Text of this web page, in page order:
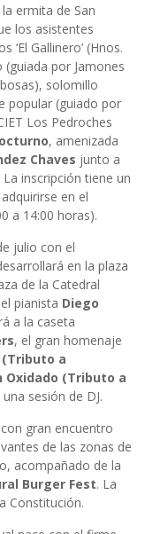
ermita de San
los asistentes
Gallinero’ (Hnos.
por Jamones
solomillo
popular (guiado por
Los Pedroches
, amenizada
Chaves junto a
La inscripción tiene un
en el
a 14:00 horas).
julio con el
en la plaza
de la Catedral
pianista Diego
a la caseta
, el gran homenaje
a
Oxidado (Tributo a
sesión de DJ.
gran encuentro
de las zonas de
acompañado de la
Burger Fest. La
Constitución.